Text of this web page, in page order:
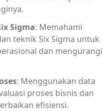
Sigma: Memahami
teknik Six Sigma untuk
dan mengurangi
: Menggunakan data
proses bisnis dan
efisiensi.